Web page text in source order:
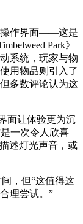
操作界面——这是
Park》
系统，玩家与物
用物品则引入了
多数评论认为这
面让体验更为沉
一次令人欣喜
述灯光声音，或
，但“这值得这
理尝试。”